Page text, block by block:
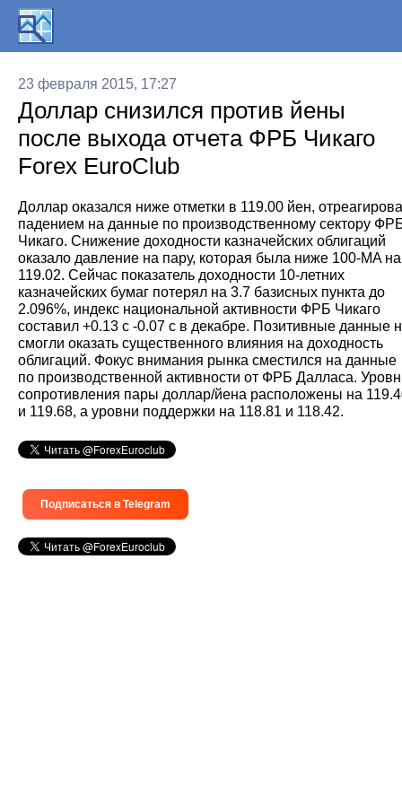
23 февраля 2015, 17:27
Доллар снизился против йены
после выхода отчета ФРБ Чикаго
Forex EuroClub
Доллар оказался ниже отметки в 119.00 йен,
падением на данные по производственному сектору
Чикаго. Снижение доходности казначейских облигаций
оказало давление на пару, которая была ниже 100-MA на
119.02. Сейчас показатель доходности 10-летних
казначейских бумаг потерял на 3.7 базисных пункта до
2.096%, индекс национальной активности ФРБ Чикаго
составил +0.13 с -0.07 с в декабре. Позитивные данные
смогли оказать существенного влияния на доходность
облигаций. Фокус внимания рынка сместился на данные
по производственной активности от ФРБ Далласа.
сопротивления пары доллар/йена расположены на
и 119.68, а уровни поддержки на 118.81 и 118.42.
Подписаться в Telegram